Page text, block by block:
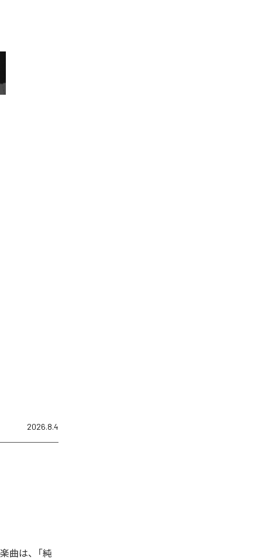
2026.8.4
曲は、「純